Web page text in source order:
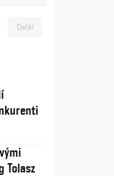
Další
Tolasz